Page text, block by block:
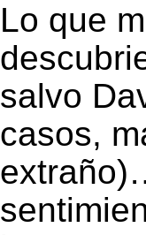
Lo que
salvo
casos,